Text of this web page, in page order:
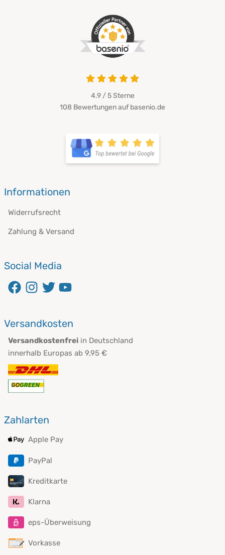
4.9 von 5
4.9 / 5Sterne
108 Bewertungen auf basenio.de
öffnet in neuem Fenster
Informationen
Widerrufsrecht
Zahlung & Versand
Social Media
öffnet in neuem Fenster
öffnet in neuem Fenster
öffnet in neuem Fenster
Versandkosten
Versandkostenfrei in Deutschland
innerhalb Europas ab 9,95 €
Zahlarten
Apple Pay
PayPal
Kreditkarte
Klarna
eps-Überweisung
Vorkasse